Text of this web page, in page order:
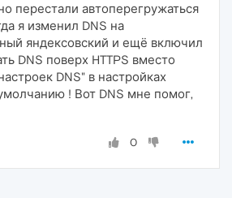
перестали автоперегружаться
я изменил DNS на
яндексовский и ещё включил
DNS поверх HTTPS вместо
DNS" в настройках
! Вот DNS мне помог,
0